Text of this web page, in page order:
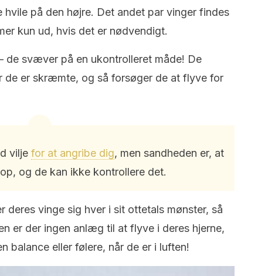
hvile på den højre. Det andet par vinger findes
kun ud, hvis det er nødvendigt.
de svæver på en ukontrolleret måde! De
de er skræmte, og så forsøger de at flyve for
vilje for at angribe dig, men sandheden er, at
og de kan ikke kontrollere det.
vinge sig hver i sit ottetals mønster, så
er der ingen anlæg til at flyve i deres hjerne,
balance eller følere, når de er i luften!